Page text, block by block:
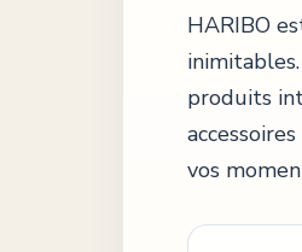
HARIBO
produits
vos